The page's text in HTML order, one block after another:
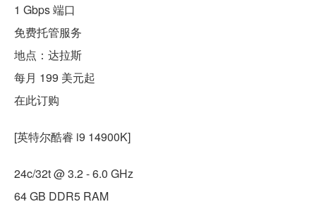
1 Gbps 端口
免费托管服务
地点：达拉斯
每月 199 美元起
在此订购
[英特尔酷睿 i9 14900K]
24c/32t @ 3.2 - 6.0 GHz
64 GB DDR5 RAM